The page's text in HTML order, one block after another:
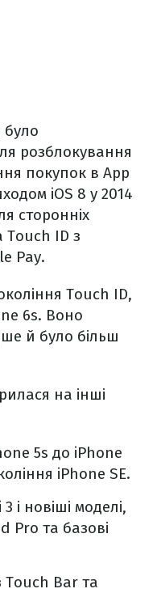
розблокування
покупок в App
iOS 8 у 2014
сторонніх
Touch ID з
Pay.
Touch ID,
6s. Воно
й було більш
на інші
5s до iPhone
iPhone SE.
і новіші моделі,
Pro та базові
Touch Bar та